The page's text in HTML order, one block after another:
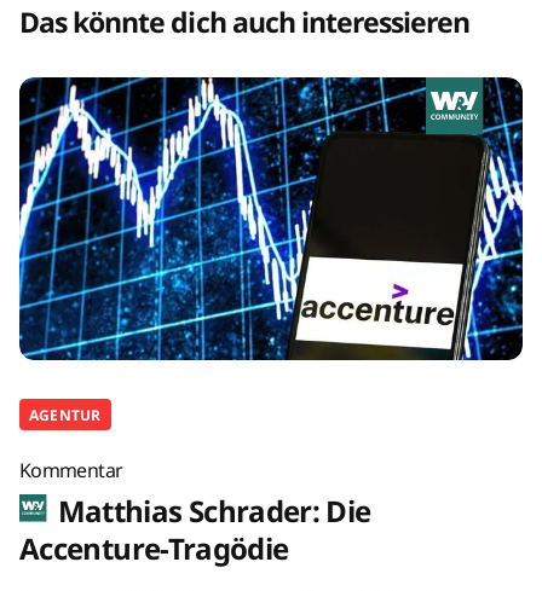
Das könnte dich auch interessieren
AGENTUR
Kommentar
Matthias Schrader: Die
Accenture-Tragödie